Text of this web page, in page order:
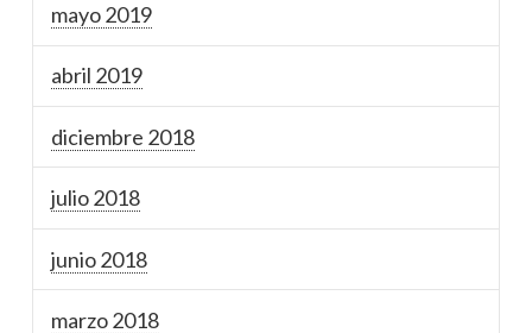
mayo 2019
abril 2019
diciembre 2018
julio 2018
junio 2018
marzo 2018